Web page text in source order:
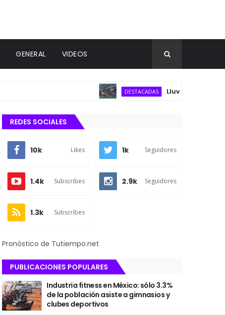
GENERAL VIDEOS
DESTACADAS Lluvias puntuales
REDES SOCIALES
10k Likes 1k Seguidores
1.4k Subscribes 2.9k Seguidores
1.3k Subscribes
Pronóstico de Tutiempo.net
PUBLICACIONES POPULARES
Industria fitness en México: sólo 3.3%
de la población asiste a gimnasios y
clubes deportivos